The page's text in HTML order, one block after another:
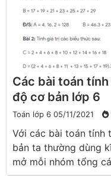
Các bài toán
độ cơ bản lớp 6
Toán lớp 6 05/11/2021
Với các bài toán tính
bản ta thường dùng
mở mỗi nhóm tổng